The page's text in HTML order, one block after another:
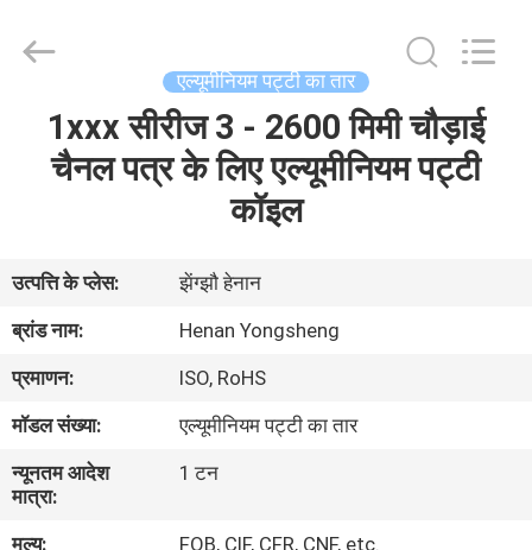
हमारे
बारे
में
कारखाना
भ्रमण
Aluminum
Industry
Reserved.
एल्यूमीनियम पट्टी का तार
1xxx सीरीज 3 - 2600 मिमी चौड़ाई
चैनल पत्र के लिए एल्यूमीनियम पट्टी
कॉइल
उत्पत्ति के प्लेस:
झेंग्झौ हेनान
ब्रांड नाम:
Henan Yongsheng
प्रमाणन:
ISO, RoHS
मॉडल संख्या:
एल्यूमीनियम पट्टी का तार
न्यूनतम आदेश
मात्रा:
1 टन
मूल्य:
FOB, CIF, CFR, CNF, etc.